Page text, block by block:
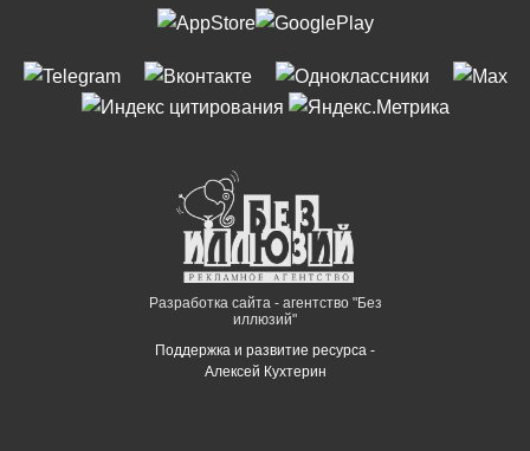
Разработка сайта - агентство "Без
иллюзий"
Поддержка и развитие ресурса -
Алексей Кухтерин